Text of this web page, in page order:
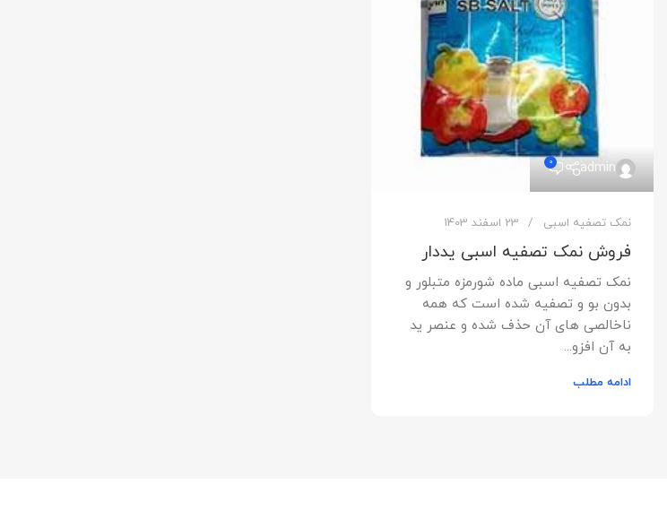
admin
0
نمک تصفیه اسبی 23 اسفند 1403
فروش نمک تصفیه اسبی یددار
نمک تصفیه اسبی ماده شورمزه متبلور و
بدون بو و تصفیه شده است که همه
ناخالصی های آن حذف شده و عنصر ید
به آن افزو...
ادامه مطلب